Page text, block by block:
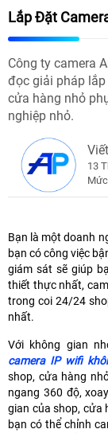
Lắp Đặt
Công ty camera
đọc giải pháp
cửa hàng nhỏ
nghiệp nhỏ.
13
Bạn là một doanh
bạn có công việc
giám sát sẽ giúp
thiết thực nhất,
trong coi 24/24
nhất.
Với không gian
camera IP wifi
shop, cửa hàng
ngang 360 độ,
gian của shop, cửa
bạn có thể chỉnh